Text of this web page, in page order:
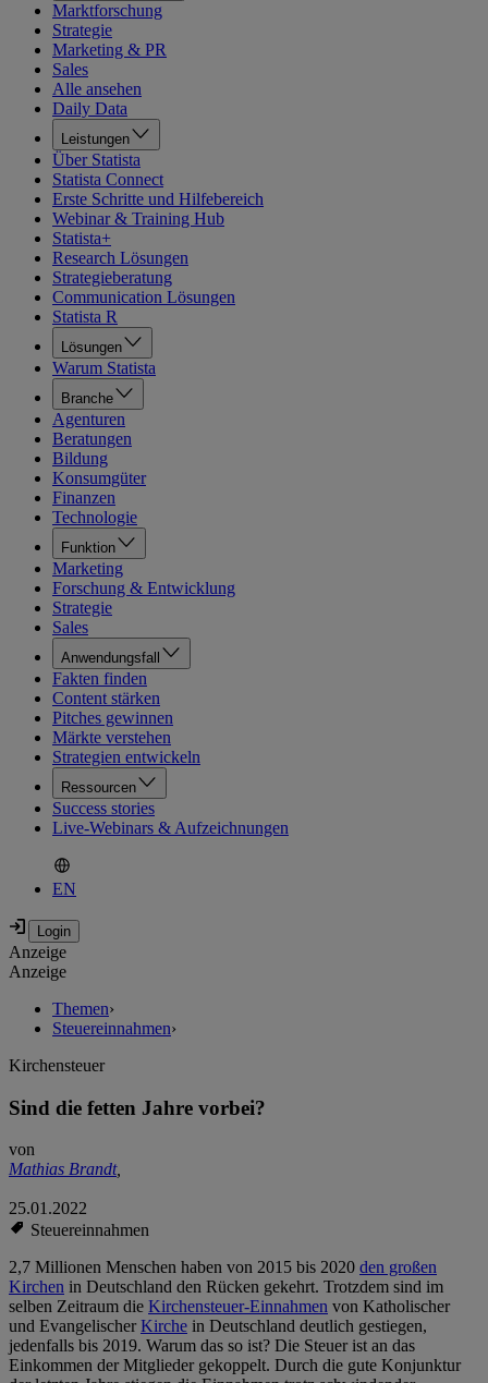
Marktforschung
Strategie
Marketing & PR
Sales
Alle ansehen
Daily Data
Leistungen
Über Statista
Statista Connect
Erste Schritte und Hilfebereich
Webinar & Training Hub
Statista+
Research Lösungen
Strategieberatung
Communication Lösungen
Statista R
Lösungen
Warum Statista
Branche
Agenturen
Beratungen
Bildung
Konsumgüter
Finanzen
Technologie
Funktion
Marketing
Forschung & Entwicklung
Strategie
Sales
Anwendungsfall
Fakten finden
Content stärken
Pitches gewinnen
Märkte verstehen
Strategien entwickeln
Ressourcen
Success stories
Live-Webinars & Aufzeichnungen
EN
Anzeige
Anzeige
Themen›
Steuereinnahmen›
Kirchensteuer
Sind die fetten Jahre vorbei?
von
Mathias Brandt,
25.01.2022
Steuereinnahmen
2,7 Millionen Menschen haben von 2015 bis 2020 den großen
Kirchen in Deutschland den Rücken gekehrt. Trotzdem sind im
selben Zeitraum die Kirchensteuer-Einnahmen von Katholischer
und EvangelischerKirche in Deutschland deutlich gestiegen,
jedenfalls bis 2019. Warum das so ist? Die Steuer ist an das
Einkommen der Mitglieder gekoppelt. Durch die gute Konjunktur